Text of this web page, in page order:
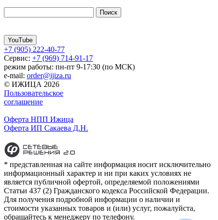
YouTube
+7 (905) 222-40-77
Сервис: +7 (969) 714-91-17
режим работы: пн-пт 9-17:30 (по МСК)
e-mail: order@ijiza.ru
© ИЖИЦА 2026
Пользовательское
соглашение
Оферта НПП Ижица
Оферта ИП Сакаева Д.Н.
* представленная на сайте информация носит исключительно
информационный характер и ни при каких условиях не
является публичной офертой, определяемой положениями
Статьи 437 (2) Гражданского кодекса Российской Федерации.
Для получения подробной информации о наличии и
стоимости указанных товаров и (или) услуг, пожалуйста,
обращайтесь к менеджеру по телефону.